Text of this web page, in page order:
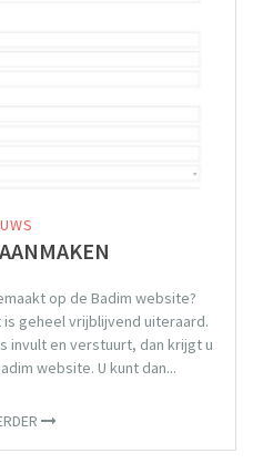
op de Badim website?
geheel vrijblijvend uiteraard.
invult en verstuurt, dan krijgt u
website. U kunt dan...